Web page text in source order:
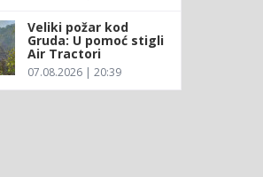
Veliki požar kod
Gruda: U pomoć stigli
Air Tractori
07.08.2026 | 20:39